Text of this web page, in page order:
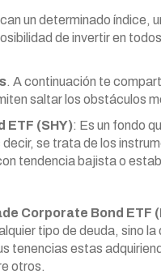
un determinado índice,
de invertir en
. A continuación te
saltar los obstáculos
ETF (SHY): Es un fondo
se trata de los
tendencia bajista o
Corporate Bond ETF
tipo de deuda, sino
tenencias estas
otros.